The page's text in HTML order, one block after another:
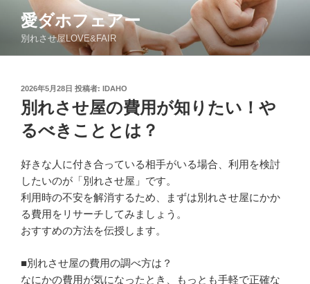
ン
愛ダホフェアー
別れさせ屋LOVE&FAIR
投
稿
日:
2026年5月28日 投稿者: IDAHO
別れさせ屋の費用が知りたい！や
るべきこととは？
好きな人に付き合っている相手がいる場合、利用を検討
したいのが「別れさせ屋」です。
利用時の不安を解消するため、まずは別れさせ屋にかか
る費用をリサーチしてみましょう。
おすすめの方法を伝授します。
■別れさせ屋の費用の調べ方は？
なにかの費用が気になったとき、もっとも手軽で正確な